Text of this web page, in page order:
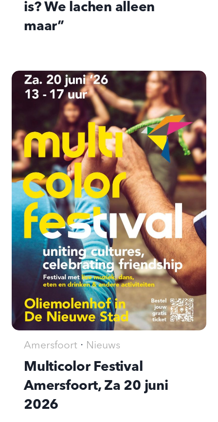
is? We lachen alleen
maar”
Amersfoort · Nieuws
Multicolor Festival
Amersfoort, Za 20 juni
2026